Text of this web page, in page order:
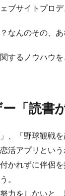
ブサイトプロデ
なんのその、
するノウハウ
「読書
、「野球観戦
活アプリという
かれずに伴侶
。
力をしないと